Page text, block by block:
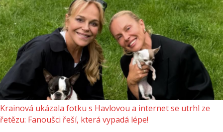
Krainová ukázala fotku s Havlovou a internet se utrhl ze
řetězu: Fanoušci řeší, která vypadá lépe!